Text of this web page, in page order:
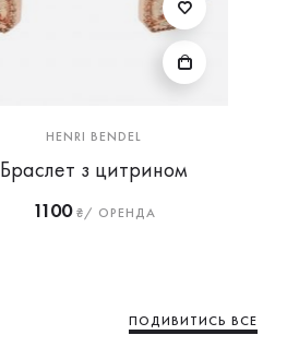
HENRI BENDEL
Браслет з цитрином
1100₴/ ОРЕНДА
ПОДИВИТИСЬ ВСЕ